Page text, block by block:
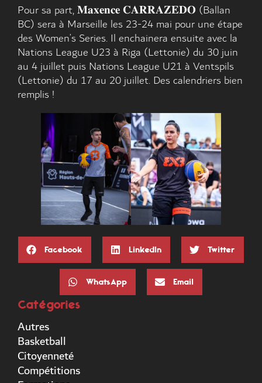
Pour sa part, 𝐌𝐚𝐱𝐞𝐧𝐜𝐞 𝐂𝐀𝐑𝐑𝐀𝐙𝐄𝐃𝐎 (Ballan
BC) sera à Marseille les 23-24 mai pour une étape
des Women’s Series. Il enchainera ensuite avec la
Nations League U23 à Riga (Lettonie) du 30 juin
au 4 juillet puis Nations League U21 à Ventspils
(Lettonie) du 17 au 20 juillet. Des calendriers bien
remplis !
Facebook LinkedIn Twitter
WhatsApp Email
Catégories
Autres
Basketball
Citoyenneté
Compétitions